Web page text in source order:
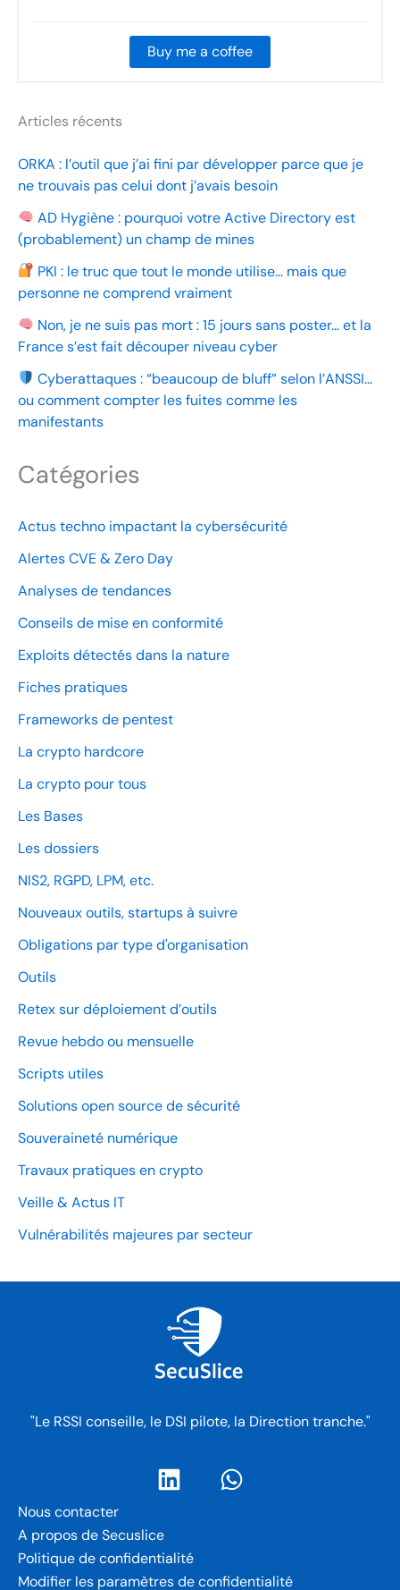
Buy me a coffee
Articles récents
ORKA : l’outil que j’ai fini par développer parce que je
ne trouvais pas celui dont j’avais besoin
AD Hygiène : pourquoi votre Active Directory est
(probablement) un champ de mines
PKI : le truc que tout le monde utilise… mais que
personne ne comprend vraiment
Non, je ne suis pas mort : 15 jours sans poster… et la
France s’est fait découper niveau cyber
Cyberattaques : “beaucoup de bluff” selon l’ANSSI…
ou comment compter les fuites comme les
manifestants
Catégories
Actus techno impactant la cybersécurité
Alertes CVE & Zero Day
Analyses de tendances
Conseils de mise en conformité
Exploits détectés dans la nature
Fiches pratiques
Frameworks de pentest
La crypto hardcore
La crypto pour tous
Les Bases
Les dossiers
NIS2, RGPD, LPM, etc.
Nouveaux outils, startups à suivre
Obligations par type d'organisation
Outils
Retex sur déploiement d’outils
Revue hebdo ou mensuelle
Scripts utiles
Solutions open source de sécurité
Souveraineté numérique
Travaux pratiques en crypto
Veille & Actus IT
Vulnérabilités majeures par secteur
"Le RSSI conseille, le DSI pilote, la Direction tranche."
Nous contacter
A propos de Secuslice
Politique de confidentialité
Modifier les paramètres de confidentialité